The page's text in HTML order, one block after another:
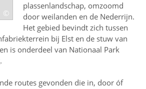
©
plassenlandschap, omzoomd
door weilanden en de Nederrijn.
Het gebied bevindt zich tussen
bij Elst en de stuw van
is onderdeel van Nationaal Park
routes gevonden die in, door óf